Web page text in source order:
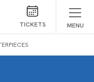
TICKETS MENU